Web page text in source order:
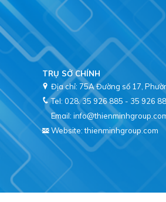
TRỤ SỞ CHÍNH
Địa chỉ: 75A Đường số 17,
Tel: 028. 35 926 885 - 35 926
Email:
Website: thienminhgroup.com